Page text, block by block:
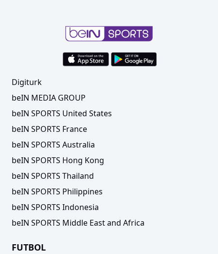
Digiturk
beIN MEDIA GROUP
beIN SPORTS United States
beIN SPORTS France
beIN SPORTS Australia
beIN SPORTS Hong Kong
beIN SPORTS Thailand
beIN SPORTS Philippines
beIN SPORTS Indonesia
beIN SPORTS Middle East and Africa
FUTBOL